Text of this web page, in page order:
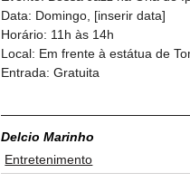
Data: Domingo, [inserir data]
Horário: 11h às 14h
Local: Em frente à estátua de
Entrada: Gratuita
Delcio Marinho
Entretenimento